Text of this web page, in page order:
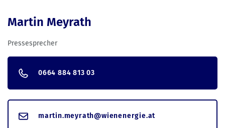
Martin Meyrath
Pressesprecher
0664 884 813 03
martin.meyrath@wienenergie.at